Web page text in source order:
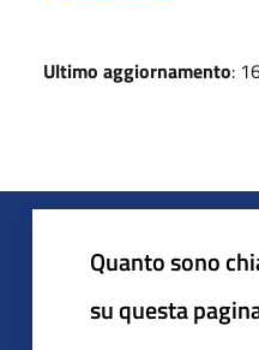
Ultimo aggiornamento:
Quanto sono
su questa